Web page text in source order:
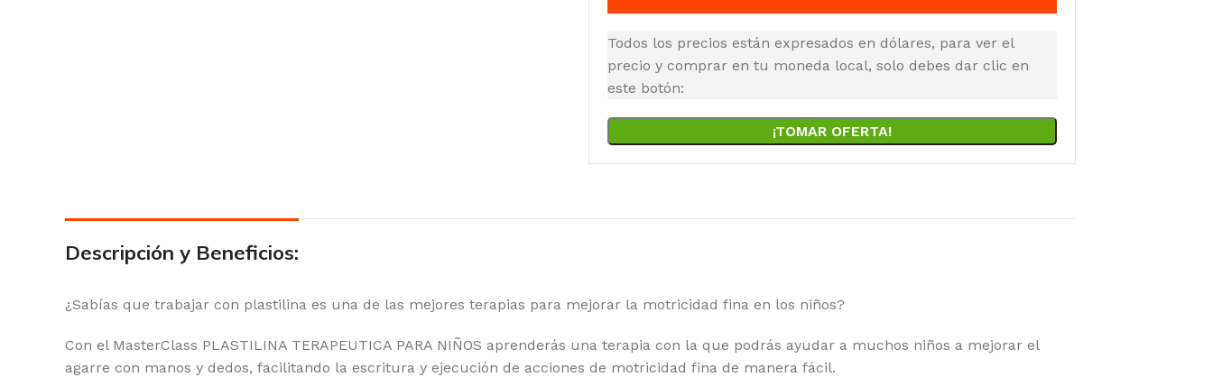
Todos los precios están expresados en dólares, para ver el
precio y comprar en tu moneda local, solo debes dar clic en
este botón:
¡TOMAR OFERTA!
Descripción y Beneficios:
¿Sabías que trabajar con plastilina es una de las mejores terapias para mejorar la motricidad fina en los niños?
Con el MasterClass PLASTILINA TERAPEUTICA PARA NIÑOS aprenderás una terapia con la que podrás ayudar a muchos niños a mejorar el
agarre con manos y dedos, facilitando la escritura y ejecución de acciones de motricidad fina de manera fácil.